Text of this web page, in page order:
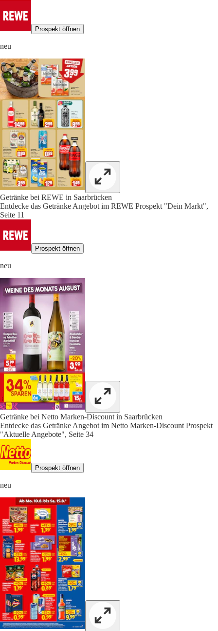
Prospekt öffnen
neu
Getränke bei REWE in Saarbrücken
Entdecke das Getränke Angebot im REWE Prospekt "Dein Markt",
Seite 11
Prospekt öffnen
neu
Getränke bei Netto Marken-Discount in Saarbrücken
Entdecke das Getränke Angebot im Netto Marken-Discount Prospekt
"Aktuelle Angebote", Seite 34
Prospekt öffnen
neu